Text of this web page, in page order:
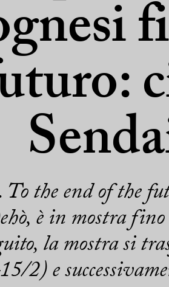
To the end of the
è in mostra
la mostra si
2) e